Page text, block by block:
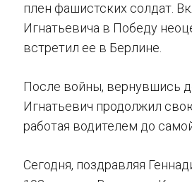
плен фашистских солдат.
Игнатьевича в Победу
встретил ее в Берлине.
После войны, вернувшись
Игнатьевич продолжил
работая водителем до
Сегодня, поздравляя